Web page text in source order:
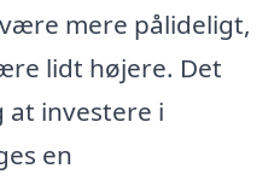
mere pålideligt,
lidt højere. Det
at investere i
en